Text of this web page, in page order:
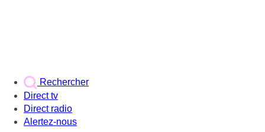
Rechercher
Direct tv
Direct radio
Alertez-nous